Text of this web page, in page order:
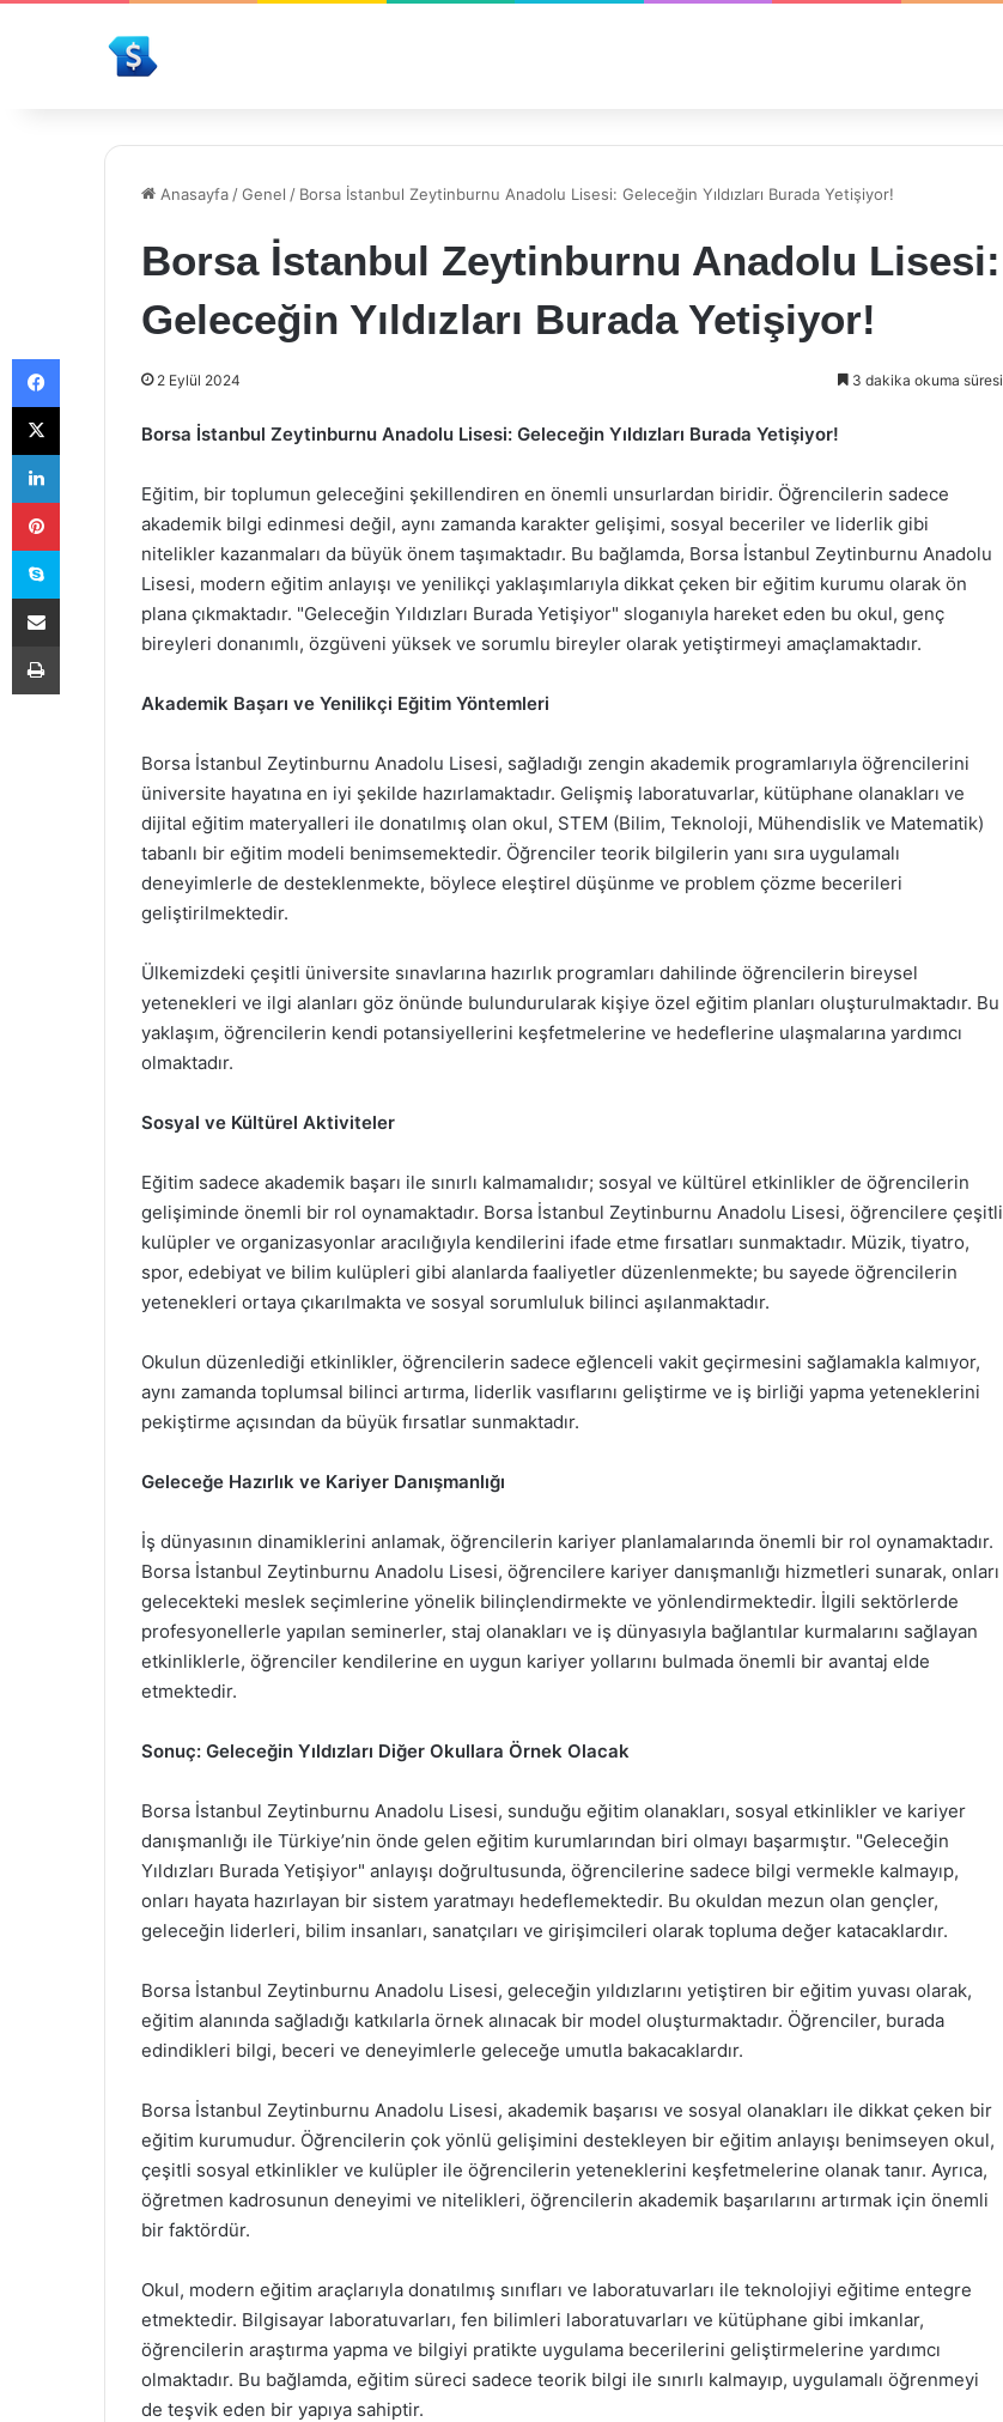
Anasayfa /Genel / Borsa İstanbul Zeytinburnu Anadolu Lisesi: Geleceğin Yıldızları Burada Yetişiyor!
Borsa İstanbul Zeytinburnu Anadolu Lisesi:
Geleceğin Yıldızları Burada Yetişiyor!
2 Eylül 2024 3 dakika okuma süresi
Borsa İstanbul Zeytinburnu Anadolu Lisesi: Geleceğin Yıldızları Burada Yetişiyor!
Eğitim, bir toplumun geleceğini şekillendiren en önemli unsurlardan biridir. Öğrencilerin sadece
akademik bilgi edinmesi değil, aynı zamanda karakter gelişimi, sosyal beceriler ve liderlik gibi
nitelikler kazanmaları da büyük önem taşımaktadır. Bu bağlamda, Borsa İstanbul Zeytinburnu Anadolu
Lisesi, modern eğitim anlayışı ve yenilikçi yaklaşımlarıyla dikkat çeken bir eğitim kurumu olarak ön
plana çıkmaktadır. "Geleceğin Yıldızları Burada Yetişiyor" sloganıyla hareket eden bu okul, genç
bireyleri donanımlı, özgüveni yüksek ve sorumlu bireyler olarak yetiştirmeyi amaçlamaktadır.
Akademik Başarı ve Yenilikçi Eğitim Yöntemleri
Borsa İstanbul Zeytinburnu Anadolu Lisesi, sağladığı zengin akademik programlarıyla öğrencilerini
üniversite hayatına en iyi şekilde hazırlamaktadır. Gelişmiş laboratuvarlar, kütüphane olanakları ve
dijital eğitim materyalleri ile donatılmış olan okul, STEM (Bilim, Teknoloji, Mühendislik ve Matematik)
tabanlı bir eğitim modeli benimsemektedir. Öğrenciler teorik bilgilerin yanı sıra uygulamalı
deneyimlerle de desteklenmekte, böylece eleştirel düşünme ve problem çözme becerileri
geliştirilmektedir.
Ülkemizdeki çeşitli üniversite sınavlarına hazırlık programları dahilinde öğrencilerin bireysel
yetenekleri ve ilgi alanları göz önünde bulundurularak kişiye özel eğitim planları oluşturulmaktadır. Bu
yaklaşım, öğrencilerin kendi potansiyellerini keşfetmelerine ve hedeflerine ulaşmalarına yardımcı
olmaktadır.
Sosyal ve Kültürel Aktiviteler
Eğitim sadece akademik başarı ile sınırlı kalmamalıdır; sosyal ve kültürel etkinlikler de öğrencilerin
gelişiminde önemli bir rol oynamaktadır. Borsa İstanbul Zeytinburnu Anadolu Lisesi, öğrencilere çeşitli
kulüpler ve organizasyonlar aracılığıyla kendilerini ifade etme fırsatları sunmaktadır. Müzik, tiyatro,
spor, edebiyat ve bilim kulüpleri gibi alanlarda faaliyetler düzenlenmekte; bu sayede öğrencilerin
yetenekleri ortaya çıkarılmakta ve sosyal sorumluluk bilinci aşılanmaktadır.
Okulun düzenlediği etkinlikler, öğrencilerin sadece eğlenceli vakit geçirmesini sağlamakla kalmıyor,
aynı zamanda toplumsal bilinci artırma, liderlik vasıflarını geliştirme ve iş birliği yapma yeteneklerini
pekiştirme açısından da büyük fırsatlar sunmaktadır.
Geleceğe Hazırlık ve Kariyer Danışmanlığı
İş dünyasının dinamiklerini anlamak, öğrencilerin kariyer planlamalarında önemli bir rol oynamaktadır.
Borsa İstanbul Zeytinburnu Anadolu Lisesi, öğrencilere kariyer danışmanlığı hizmetleri sunarak, onları
gelecekteki meslek seçimlerine yönelik bilinçlendirmekte ve yönlendirmektedir. İlgili sektörlerde
profesyonellerle yapılan seminerler, staj olanakları ve iş dünyasıyla bağlantılar kurmalarını sağlayan
etkinliklerle, öğrenciler kendilerine en uygun kariyer yollarını bulmada önemli bir avantaj elde
etmektedir.
Sonuç: Geleceğin Yıldızları Diğer Okullara Örnek Olacak
Borsa İstanbul Zeytinburnu Anadolu Lisesi, sunduğu eğitim olanakları, sosyal etkinlikler ve kariyer
danışmanlığı ile Türkiye’nin önde gelen eğitim kurumlarından biri olmayı başarmıştır. "Geleceğin
Yıldızları Burada Yetişiyor" anlayışı doğrultusunda, öğrencilerine sadece bilgi vermekle kalmayıp,
onları hayata hazırlayan bir sistem yaratmayı hedeflemektedir. Bu okuldan mezun olan gençler,
geleceğin liderleri, bilim insanları, sanatçıları ve girişimcileri olarak topluma değer katacaklardır.
Borsa İstanbul Zeytinburnu Anadolu Lisesi, geleceğin yıldızlarını yetiştiren bir eğitim yuvası olarak,
eğitim alanında sağladığı katkılarla örnek alınacak bir model oluşturmaktadır. Öğrenciler, burada
edindikleri bilgi, beceri ve deneyimlerle geleceğe umutla bakacaklardır.
Borsa İstanbul Zeytinburnu Anadolu Lisesi, akademik başarısı ve sosyal olanakları ile dikkat çeken bir
eğitim kurumudur. Öğrencilerin çok yönlü gelişimini destekleyen bir eğitim anlayışı benimseyen okul,
çeşitli sosyal etkinlikler ve kulüpler ile öğrencilerin yeteneklerini keşfetmelerine olanak tanır. Ayrıca,
öğretmen kadrosunun deneyimi ve nitelikleri, öğrencilerin akademik başarılarını artırmak için önemli
bir faktördür.
Okul, modern eğitim araçlarıyla donatılmış sınıfları ve laboratuvarları ile teknolojiyi eğitime entegre
etmektedir. Bilgisayar laboratuvarları, fen bilimleri laboratuvarları ve kütüphane gibi imkanlar,
öğrencilerin araştırma yapma ve bilgiyi pratikte uygulama becerilerini geliştirmelerine yardımcı
olmaktadır. Bu bağlamda, eğitim süreci sadece teorik bilgi ile sınırlı kalmayıp, uygulamalı öğrenmeyi
de teşvik eden bir yapıya sahiptir.
Facebook
X
LinkedIn
Pinterest
Skype
E-Posta ile paylaş